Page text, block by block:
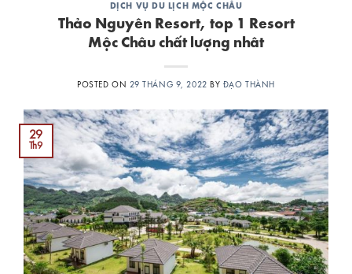
DỊCH VỤ DU LỊCH MỘC CHÂU
Thảo Nguyên Resort, top 1 Resort
Mộc Châu chất lượng nhât
POSTED ON 29 THÁNG 9, 2022 BY ĐẠO THÀNH
29
Th9